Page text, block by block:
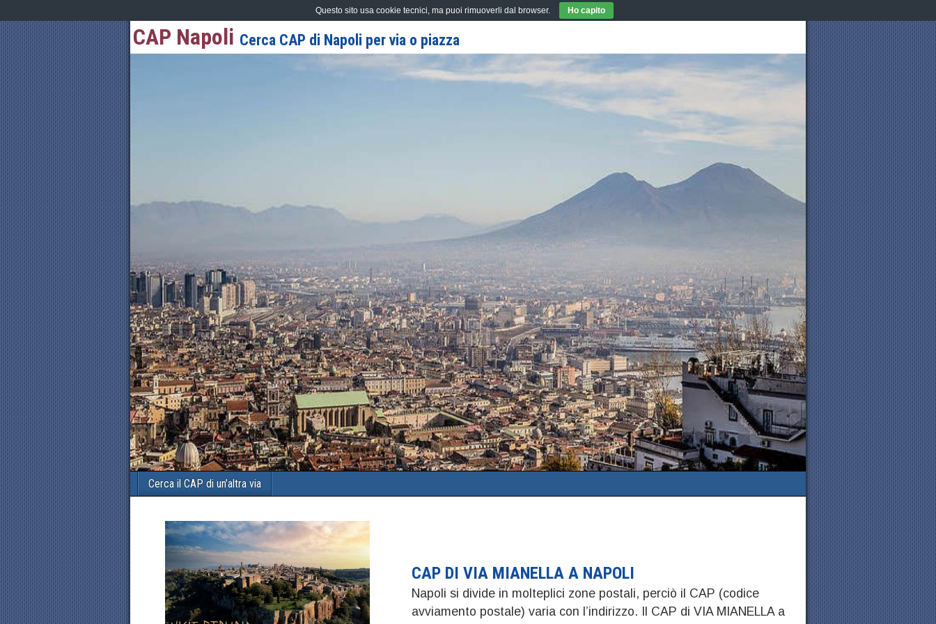
CAP Napoli Cerca CAP di Napoli per via o piazza
Cerca il CAP di un’altra via
CAP DI VIA MIANELLA A NAPOLI
Napoli si divide in molteplici zone postali, perciò il CAP (codice
avviamento postale) varia con l’indirizzo. Il CAP di VIA MIANELLA a
Questo sito usa cookie tecnici, ma puoi rimuoverli dal browser. Ho capito